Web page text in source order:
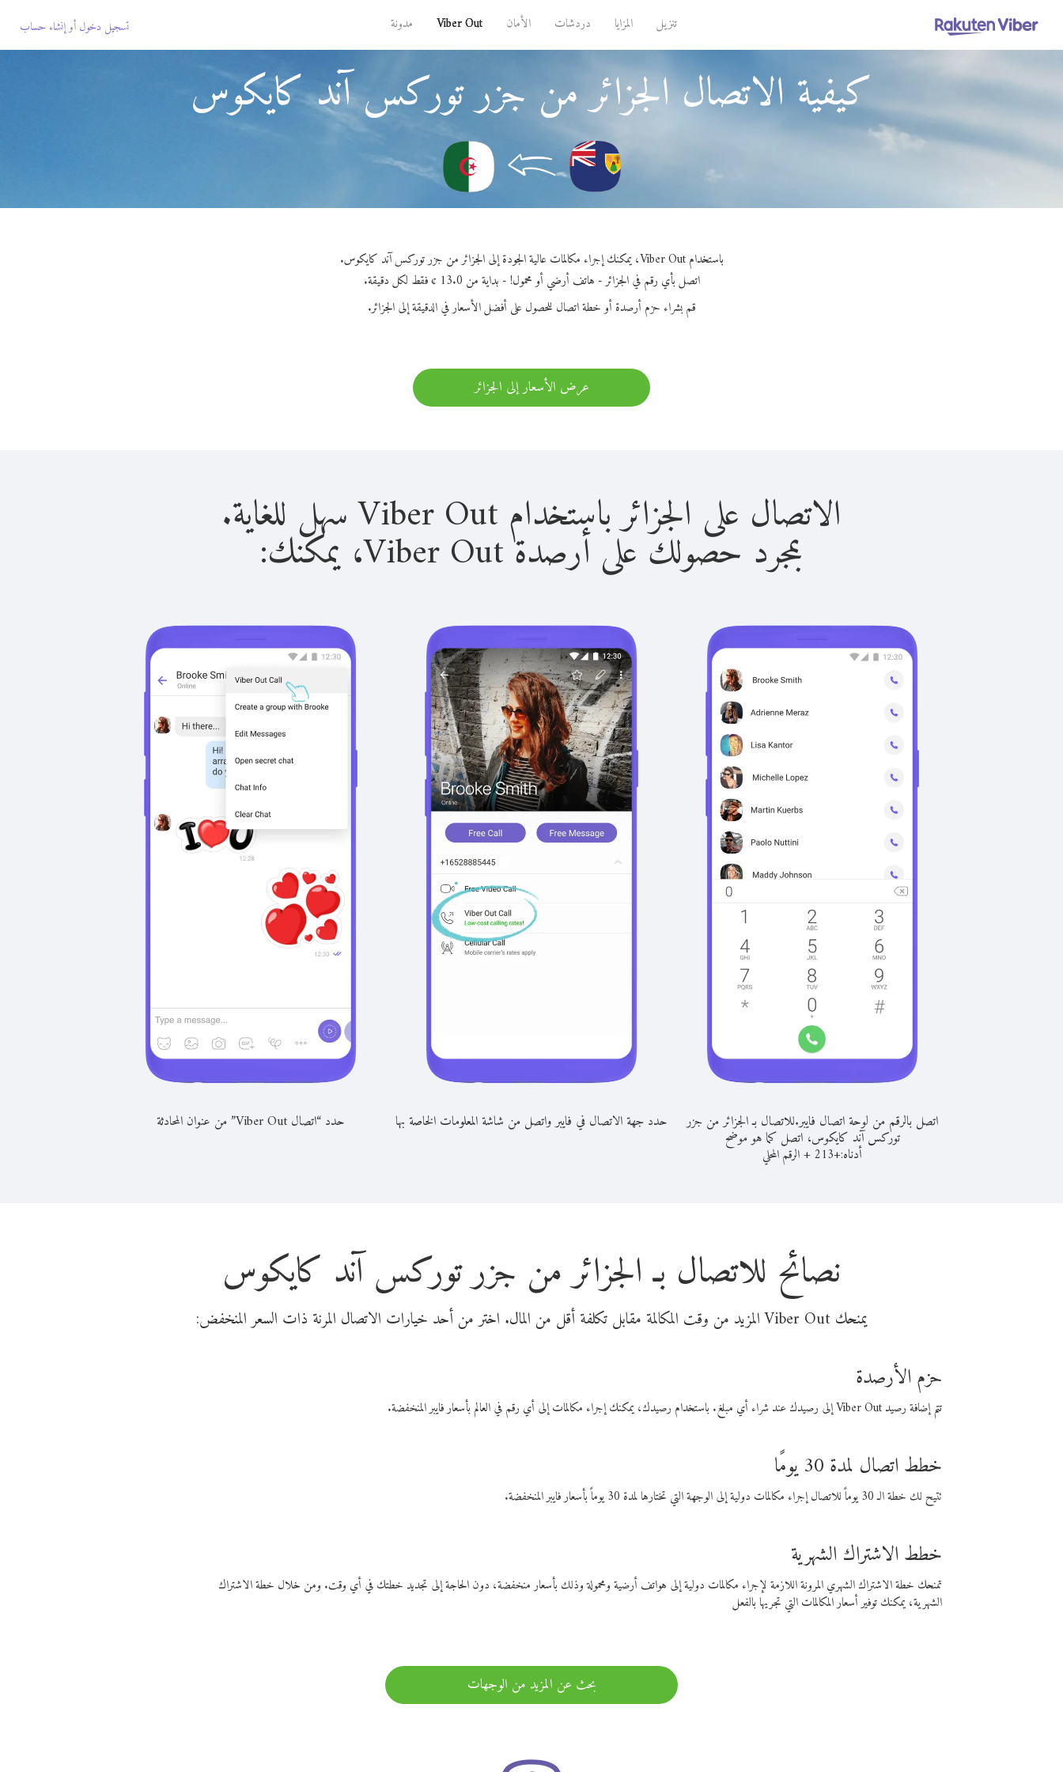
تنزيل المزايا دردشات الأمان Viber Out مدونة تسجيل دخول أوإنشاء حساب
كيفية الاتصال الجزائر من جزر توركس آند كايكوس
باستخدام Viber Out، يمكنك إجراء مكالمات عالية الجودة إلى الجزائر من جزر توركس آند كايكوس.
اتصل بأي رقم في الجزائر - هاتف أرضي أو محمول! - بداية من 13.0 ¢ فقط لكل دقيقة.
قم بشراء حزم أرصدة أو خطة اتصال للحصول على أفضل الأسعار في الدقيقة إلى الجزائر.
عرض الأسعار إلى الجزائر
الاتصال على الجزائر باستخدام Viber Out سهل للغاية.
بمجرد حصولك على أرصدة Viber Out، يمكنك:
اتصل بالرقم من لوحة اتصال فايبر.للاتصال بـ الجزائر من جزر
توركس آند كايكوس، اتصل كما هو موضح
أدناه:+
213
+الرقم المحلي
حدد جهة الاتصال في فايبر واتصل من شاشة المعلومات الخاصة بها حدد “اتصال Viber Out” من عنوان المحادثة
نصائح للاتصال بـ الجزائر من جزر توركس آند كايكوس
يمنحك Viber Out المزيد من وقت المكالمة مقابل تكلفة أقل من المال. اختر من أحد خيارات الاتصال المرنة ذات السعر المنخفض:
حزم الأرصدة
تتم إضافة رصيد Viber Out إلى رصيدك عند شراء أي مبلغ. باستخدام رصيدك، يمكنك إجراء مكالمات إلى أي رقم في العالم بأسعار فايبر المنخفضة.
خطط اتصال لمدة 30 يومًا
تتيح لك خطة الـ 30 يوماً للاتصال إجراء مكالمات دولية إلى الوجهة التي تختارها لمدة 30 يوماً بأسعار فايبر المنخفضة.
خطط الاشتراك الشهرية
تمنحك خطة الاشتراك الشهري المرونة اللازمة لإجراء مكالمات دولية إلى هواتف أرضية ومحمولة وذلك بأسعار منخفضة، دون الحاجة إلى تجديد خطتك في أي وقت. ومن خلال خطة الاشتراك
الشهرية، يمكنك توفير أسعار المكالمات التي تجريها بالفعل
بحث عن المزيد من الوجهات